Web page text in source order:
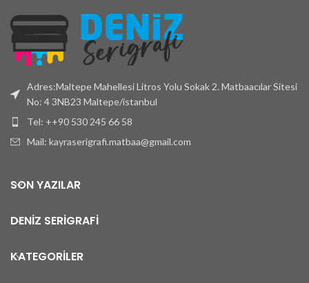
Adres:Maltepe Mahellesi Litros Yolu Sokak 2. Matbaacılar Sitesi
No: 4 3NB23 Maltepe/istanbul
Tel: ++90 530 245 66 58
Mail: kayraserigrafi.matbaa@gmail.com
SON YAZILAR
DENİZ SERİGRAFİ
KATEGORİLER